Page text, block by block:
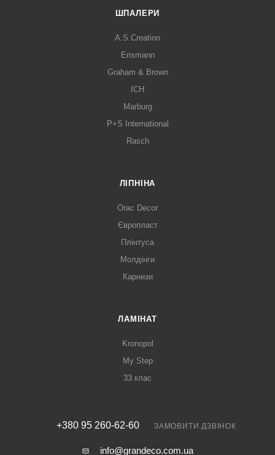
ШПАЛЕРИ
A.S.Creation
Erismann
Graham & Brown
ICH
Marburg
P+S International
Rasch
ЛІПНІНА
Orac Decor
Європласт
Плінтуса
Молдінги
Карнизи
ЛАМІНАТ
Kronopol
My Step
33 клас
+380 95 260-62-60 ЗАМОВИТИ ДЗВІНОК
info@grandeco.com.ua